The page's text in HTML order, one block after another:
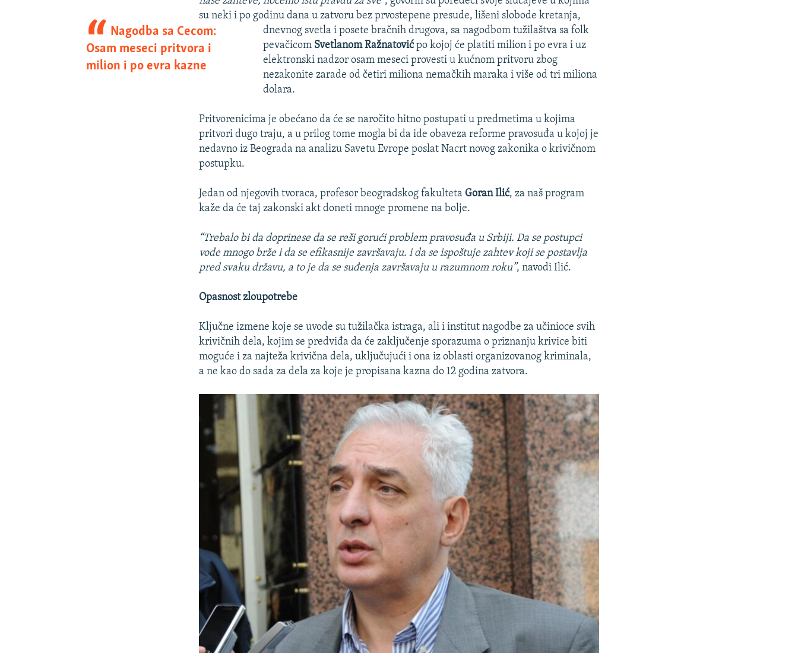
su neki i po godinu dana u zatvoru bez prvostepene presude, lišeni slobode kretanja,
dnevnog svetla i posete bračnih drugova, sa nagod
Nagodba sa Cecom:
Osam meseci pritvora i
milion i po evra kazne
bom tužilaštva sa folk
pevačicom Svetlanom Ražnatovićpo kojoj će platiti milion i po evra i uz
elektronski nadzor osam meseci provesti u kućnom pritvoru zbog
nezakonite zarade od četiri miliona nemačkih maraka i više od tri miliona
dolara.
Pritvorenicima je obećano da će se naročito hitno postupati u predmetima u kojima
pritvori dugo traju, a u prilog tome mogla bi da ide obaveza reforme pravosuđa u kojoj je
nedavno iz Beograda na analizu Savetu Evrope poslat Nacrt novog zakonika o krivičnom
postupku.
Jedan od njegovih tvoraca, profesor beogradskog fakulteta Goran Ilić, za naš program
kaže da će taj zakonski akt doneti mnoge promene na bolje.
“Trebalo bi da doprinese da se reši gorući problem pravosuđa u Srbiji. Da se postupci
vode mnogo brže i da se efikasnije završavaju. i da se ispoštuje zahtev koji se postavlja
pred svaku državu, a to je da se suđenja završavaju u razumnom roku”, navodi Ilić.
Opasnost zloupotrebe
Ključne izmene koje se uvode su tužilačka istraga, ali i institut nagodbe za učinioce svih
krivičnih dela, kojim se predviđa da će zaključenje sporazuma o priznanju krivice biti
moguće i za najteža krivična dela, uključujući i ona iz oblasti organizovanog kriminala,
a ne kao do sada za dela za koje je propisana kazna do 12 godina zatvora.